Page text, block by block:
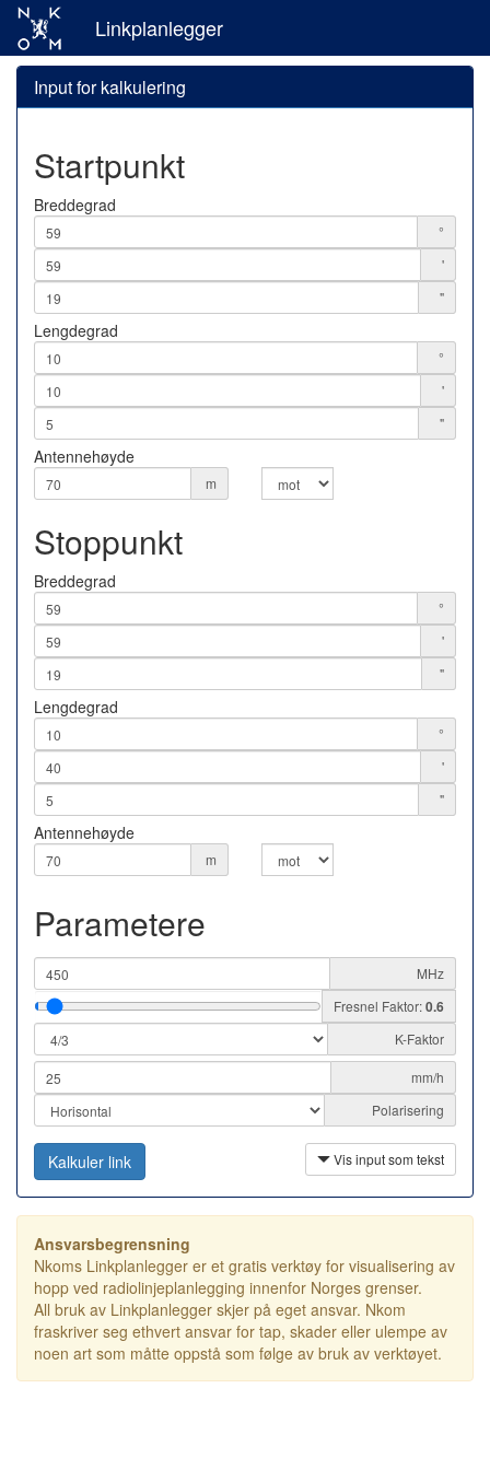
Linkplanlegger
Input for kalkulering
Startpunkt
Breddegrad
°
'
"
Lengdegrad
°
'
"
Antennehøyde
m
Stoppunkt
Breddegrad
°
'
"
Lengdegrad
°
'
"
Antennehøyde
m
Parametere
MHz
Fresnel Faktor:0.6
K-Faktor
mm/h
Polarisering
Kalkuler link Vis input som tekst
Ansvarsbegrensning
Nkoms Linkplanlegger er et gratis verktøy for visualisering av
hopp ved radiolinjeplanlegging innenfor Norges grenser.
All bruk av Linkplanlegger skjer på eget ansvar. Nkom
fraskriver seg ethvert ansvar for tap, skader eller ulempe av
noen art som måtte oppstå som følge av bruk av verktøyet.